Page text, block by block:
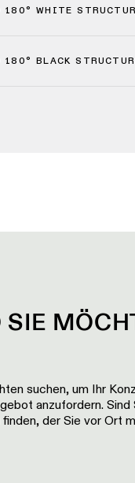
180° WHITE
180° BLACK
SIE
suchen, um Ihr
anzufordern. Sind
der Sie vor Ort